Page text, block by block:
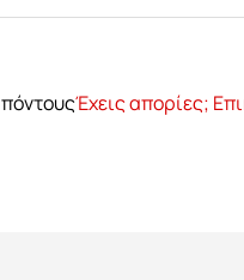
πόντουςΈχεις απορίες;